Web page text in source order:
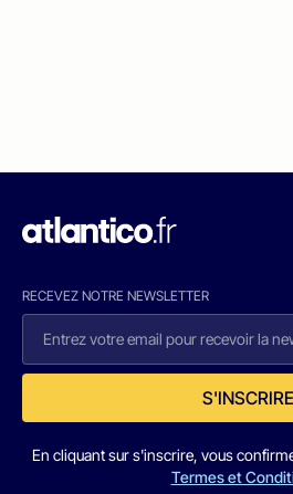
RECEVEZ NOTRE NEWSLETTER
S'INSCRIRE
En cliquant sur s'inscrire, vous
Termes et